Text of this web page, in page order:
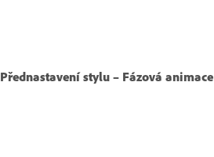
Přednastavení stylu – Fázová animace